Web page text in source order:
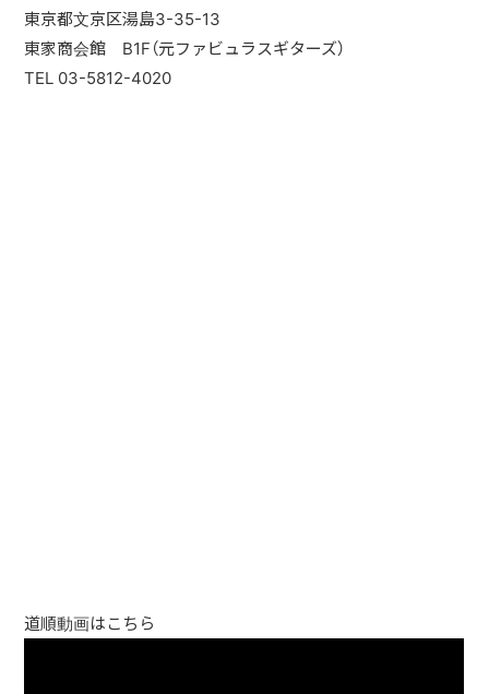
東京都文京区湯島3-35-13
東家商会館 B1F（元ファビュラスギターズ）
TEL 03-5812-4020
道順動画はこちら